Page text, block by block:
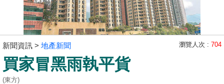
主
放
盤
新聞資訊 > 地產新聞 瀏覽人次 : 704
買家冒黑雨執平貨
(東方)